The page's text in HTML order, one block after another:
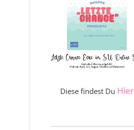
Diese findest Du Hier